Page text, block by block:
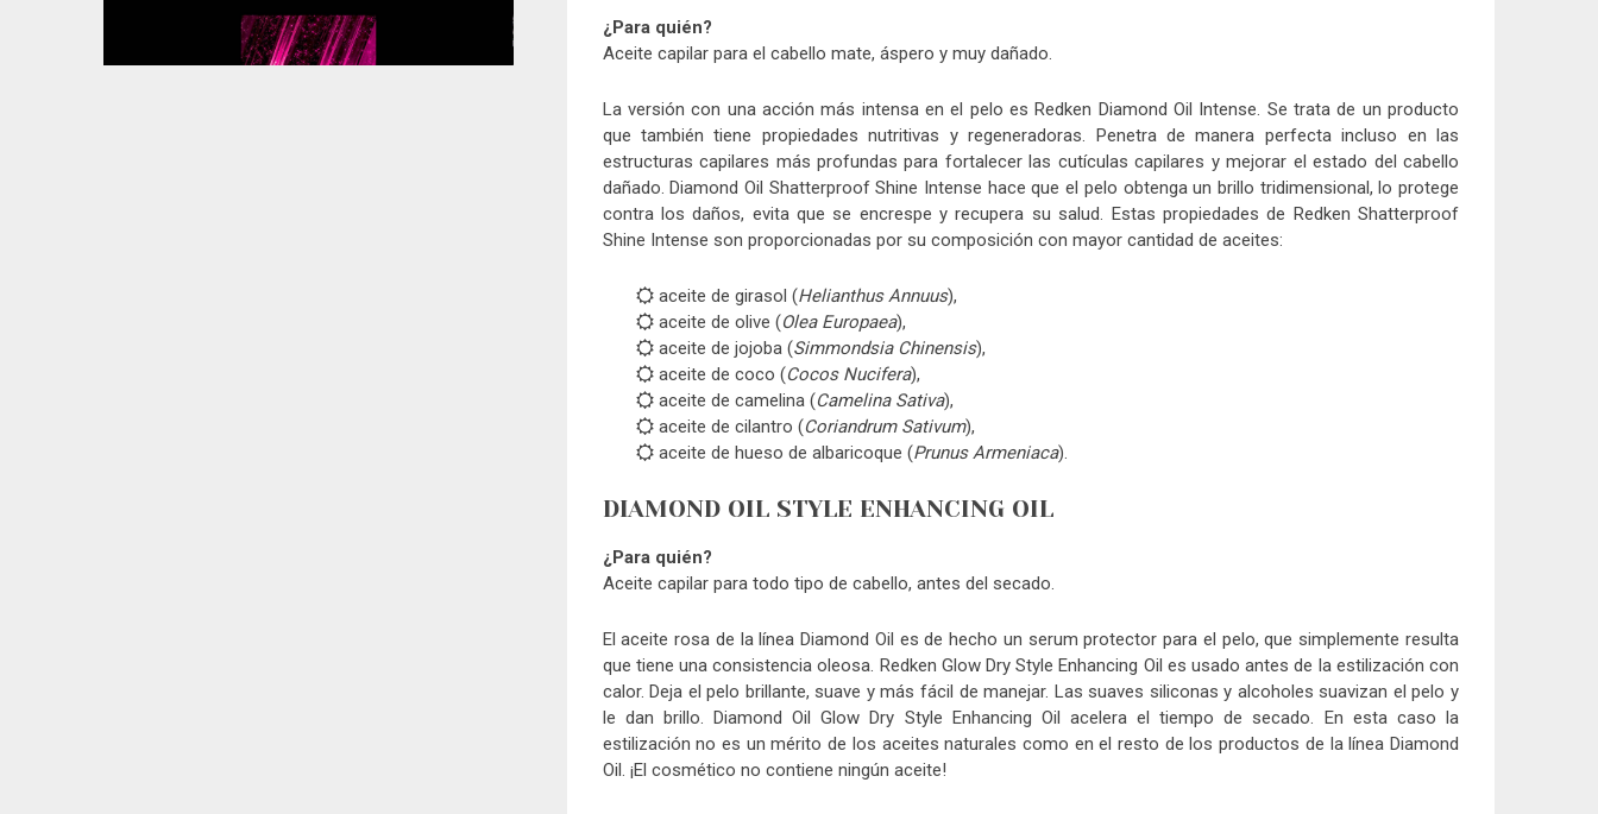
¿Para quién?
Aceite capilar para el cabello mate, áspero y muy dañado.
La versión con una acción más intensa en el pelo es Redken Diamond Oil Intense. Se trata de un producto
que también tiene propiedades nutritivas y regeneradoras. Penetra de manera perfecta incluso en las
estructuras capilares más profundas para fortalecer las cutículas capilares y mejorar el estado del cabello
dañado. Diamond Oil Shatterproof Shine Intense hace que el pelo obtenga un brillo tridimensional, lo protege
contra los daños, evita que se encrespe y recupera su salud. Estas propiedades de Redken Shatterproof
Shine Intense son proporcionadas por su composición con mayor cantidad de aceites:
aceite de girasol (Helianthus Annuus),
aceite de olive (Olea Europaea),
aceite de jojoba (Simmondsia Chinensis),
aceite de coco (Cocos Nucifera),
aceite de camelina (Camelina Sativa),
aceite de cilantro (Coriandrum Sativum),
aceite de hueso de albaricoque (Prunus Armeniaca).
DIAMOND OIL STYLE ENHANCING OIL
¿Para quién?
Aceite capilar para todo tipo de cabello, antes del secado.
El aceite rosa de la línea Diamond Oil es de hecho un serum protector para el pelo, que simplemente resulta
que tiene una consistencia oleosa. Redken Glow Dry Style Enhancing Oil es usado antes de la estilización con
calor. Deja el pelo brillante, suave y más fácil de manejar. Las suaves siliconas y alcoholes suavizan el pelo y
le dan brillo. Diamond Oil Glow Dry Style Enhancing Oil acelera el tiempo de secado. En esta caso la
estilización no es un mérito de los aceites naturales como en el resto de los productos de la línea Diamond
Oil. ¡El cosmético no contiene ningún aceite!